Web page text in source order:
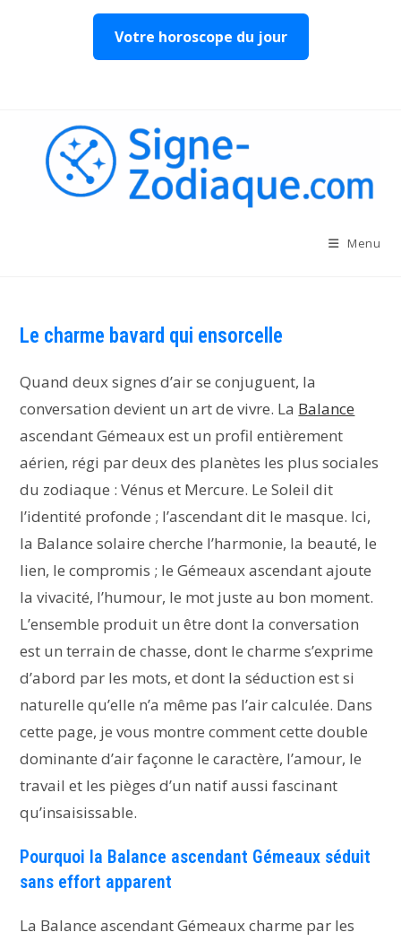
Votre horoscope du jour
Menu
Le charme bavard qui ensorcelle
Quand deux signes d’air se conjuguent, la
conversation devient un art de vivre. La Balance
ascendant Gémeaux est un profil entièrement
aérien, régi par deux des planètes les plus sociales
du zodiaque : Vénus et Mercure. Le Soleil dit
l’identité profonde ; l’ascendant dit le masque. Ici,
la Balance solaire cherche l’harmonie, la beauté, le
lien, le compromis ; le Gémeaux ascendant ajoute
la vivacité, l’humour, le mot juste au bon moment.
L’ensemble produit un être dont la conversation
est un terrain de chasse, dont le charme s’exprime
d’abord par les mots, et dont la séduction est si
naturelle qu’elle n’a même pas l’air calculée. Dans
cette page, je vous montre comment cette double
dominante d’air façonne le caractère, l’amour, le
travail et les pièges d’un natif aussi fascinant
qu’insaisissable.
Pourquoi la Balance ascendant Gémeaux séduit
sans effort apparent
La Balance ascendant Gémeaux charme par les